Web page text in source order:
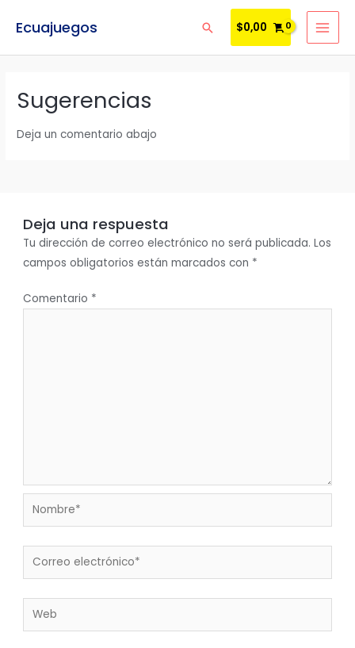
Ecuajuegos Buscar
$0,00
Sugerencias
Deja un comentario abajo
Deja una respuesta
Tu dirección de correo electrónico no será publicada. Los
campos obligatorios están marcados con *
Comentario *
Nombre*
Correo
Web